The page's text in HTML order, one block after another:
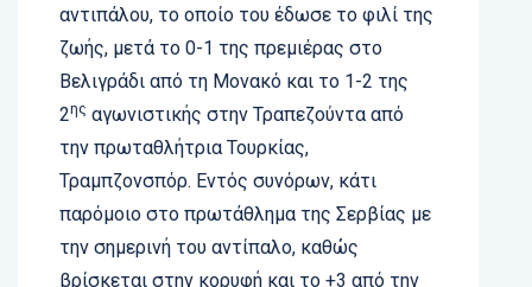
αντιπάλου, το οποίο του έδωσε το φιλί της
ζωής, μετά το 0-1 της πρεμιέρας στο
Βελιγράδι από τη Μονακό και το 1-2 της
2ης αγωνιστικής στην Τραπεζούντα από
την πρωταθλήτρια Τουρκίας,
Τραμπζονσπόρ. Εντός συνόρων, κάτι
παρόμοιο στο πρωτάθλημα της Σερβίας με
την σημερινή του αντίπαλο, καθώς
βρίσκεται στην κορυφή και το +3 από την